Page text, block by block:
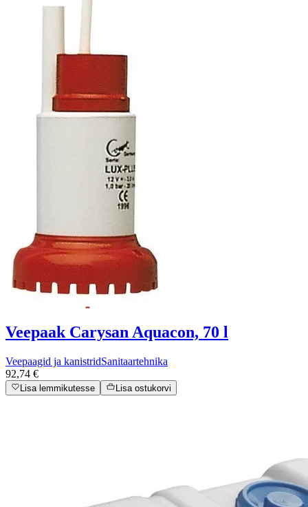
Veepaak Carysan Aquacon, 70 l
Veepaagid ja kanistridSanitaartehnika
92,74 €
Lisa lemmikutesse Lisa ostukorvi